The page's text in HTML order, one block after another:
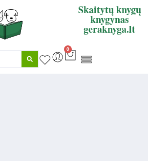
Skaitytų knygų
knygynas
geraknyga.lt
0